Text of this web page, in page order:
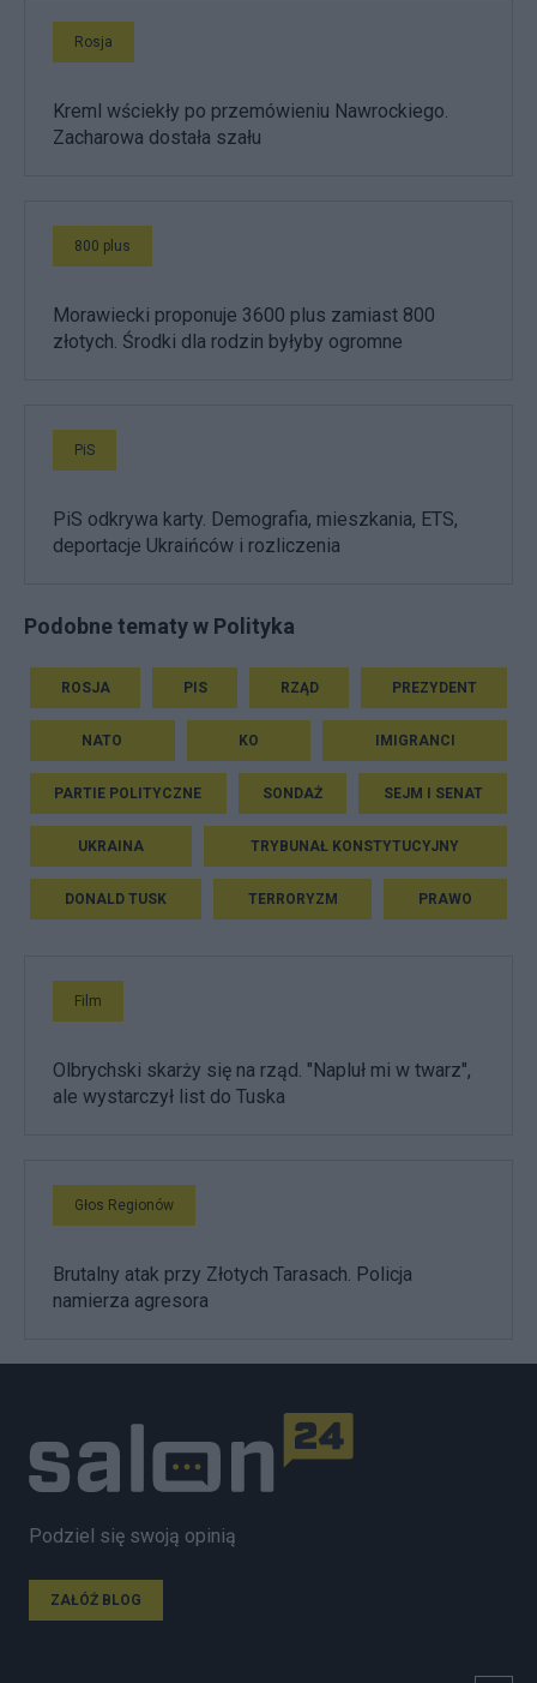
Rosja
Kreml wściekły po przemówieniu Nawrockiego.
Zacharowa dostała szału
800 plus
Morawiecki proponuje 3600 plus zamiast 800
złotych. Środki dla rodzin byłyby ogromne
PiS
PiS odkrywa karty. Demografia, mieszkania, ETS,
deportacje Ukraińców i rozliczenia
Podobne tematy w Polityka
ROSJA PIS RZĄD PREZYDENT
NATO KO IMIGRANCI
PARTIE POLITYCZNE SONDAŻ SEJM I SENAT
UKRAINA TRYBUNAŁ KONSTYTUCYJNY
DONALD TUSK TERRORYZM PRAWO
Film
Olbrychski skarży się na rząd. "Napluł mi w twarz",
ale wystarczył list do Tuska
Głos Regionów
Brutalny atak przy Złotych Tarasach. Policja
namierza agresora
Podziel się swoją opinią
ZAŁÓŻ BLOG